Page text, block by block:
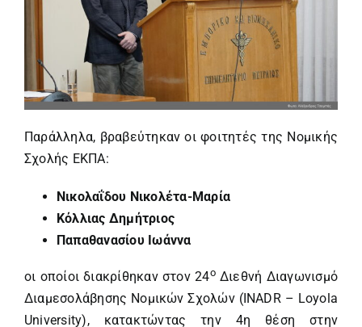
Παράλληλα, βραβεύτηκαν οι φοιτητές της Νομικής
Σχολής ΕΚΠΑ:
Νικολαΐδου Νικολέτα-Μαρία
Κόλλιας Δημήτριος
Παπαθανασίου Ιωάννα
οι οποίοι διακρίθηκαν στον 24οΔιεθνή Διαγωνισμό
Διαμεσολάβησης Νομικών Σχολών (INADR – Loyola
University), κατακτώντας την 4η θέση στην